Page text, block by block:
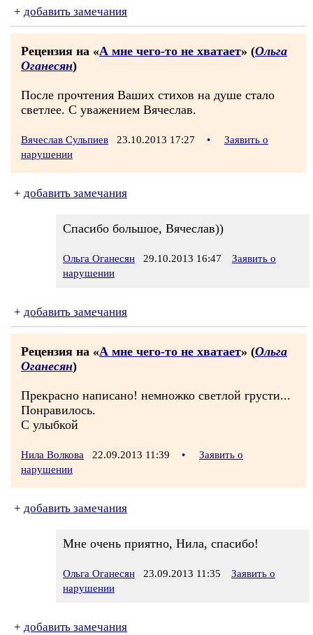
+ добавить замечания
Рецензия на «А мне чего-то не хватает» (Ольга
Оганесян)
После прочтения Ваших стихов на душе стало
светлее. С уважением Вячеслав.
Вячеслав Сульпиев 23.10.2013 17:27 •
Заявить о
нарушении
+ добавить замечания
Спасибо большое, Вячеслав))
Ольга Оганесян 29.10.2013 16:47
Заявить о
нарушении
+ добавить замечания
Рецензия на «А мне чего-то не хватает» (Ольга
Оганесян)
Прекрасно написано! немножко светлой грусти...
Понравилось.
С улыбкой
Нила Волкова 22.09.2013 11:39 •
Заявить о
нарушении
+ добавить замечания
Мне очень приятно, Нила, спасибо!
Ольга Оганесян 23.09.2013 11:35
Заявить о
нарушении
+ добавить замечания